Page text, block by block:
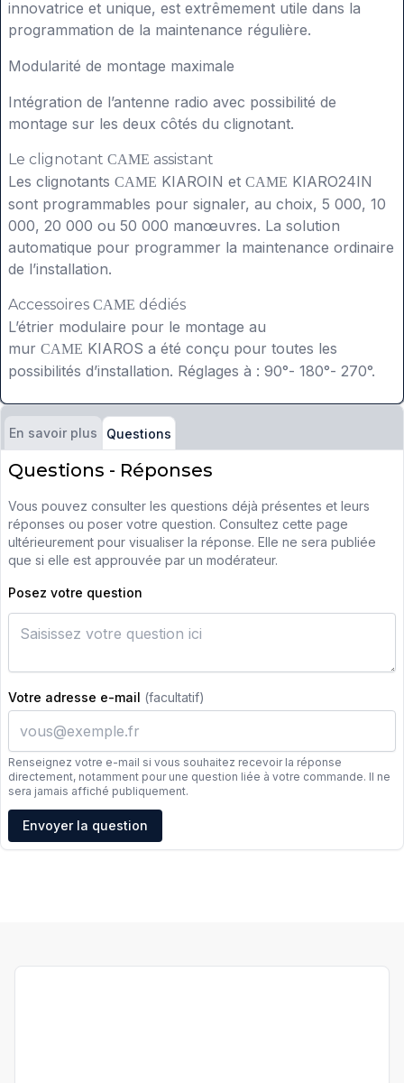
innovatrice et unique, est extrêmement utile dans la
programmation de la maintenance régulière.
Modularité de montage maximale
Intégration de l’antenne radio avec possibilité de
montage sur les deux côtés du clignotant.
Le clignotant CAME assistant
Les clignotants CAME KIAROIN et CAME KIARO24IN
sont programmables pour signaler, au choix, 5 000, 10
000, 20 000 ou 50 000 manœuvres. La solution
automatique pour programmer la maintenance ordinaire
de l’installation.
Accessoires CAME dédiés
L’étrier modulaire pour le montage au
mur CAME KIAROS a été conçu pour toutes les
possibilités d’installation. Réglages à : 90°- 180°- 270°.
En savoir plus Questions
Questions - Réponses
Vous pouvez consulter les questions déjà présentes et leurs
réponses ou poser votre question. Consultez cette page
ultérieurement pour visualiser la réponse. Elle ne sera publiée
que si elle est approuvée par un modérateur.
Posez votre question
Votre adresse e-mail (facultatif)
Renseignez votre e-mail si vous souhaitez recevoir la réponse
directement, notamment pour une question liée à votre commande. Il ne
sera jamais affiché publiquement.
Adresse e-mail
Envoyer la question